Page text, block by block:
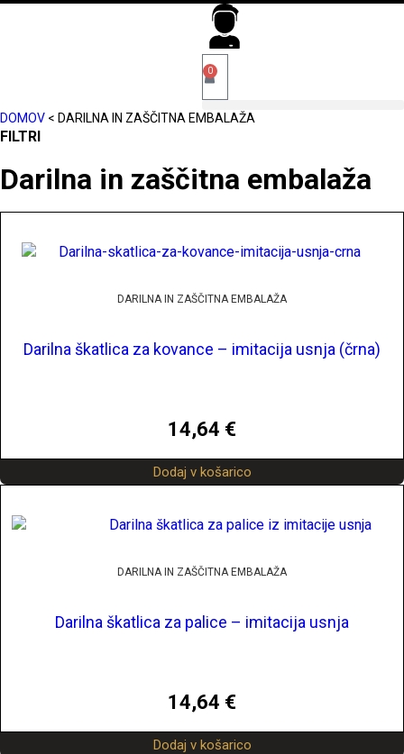
0
DOMOV < DARILNA IN ZAŠČITNA EMBALAŽA
FILTRI
Darilna in zaščitna embalaža
DARILNA IN ZAŠČITNA EMBALAŽA
Darilna škatlica za kovance – imitacija usnja (črna)
14,64 €
Dodaj v košarico
DARILNA IN ZAŠČITNA EMBALAŽA
Darilna škatlica za palice – imitacija usnja
14,64 €
Dodaj v košarico